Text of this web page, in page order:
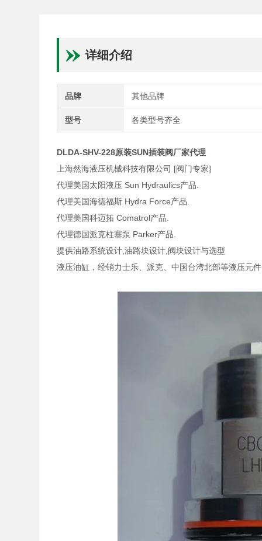
详细介绍
品牌 其他品牌
型号 各类型号齐全
DLDA-SHV-228原装SUN插装阀厂家代理
上海然海液压机械科技有限公司 [阀门专家]
代理美国太阳液压 Sun Hydraulics产品.
代理美国海德福斯 Hydra Force产品.
代理美国科迈拓 Comatrol产品.
代理德国派克柱塞泵 Parker产品.
提供油路系统设计,油路块设计,阀块设计与选型
液压油缸，经销力士乐、派克、中国台湾北部等液压元件